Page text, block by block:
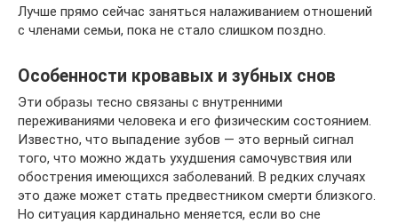
Лучше прямо сейчас заняться налаживанием отношений
с членами семьи, пока не стало слишком поздно.
Особенности кровавых и зубных снов
Эти образы тесно связаны с внутренними
переживаниями человека и его физическим состоянием.
Известно, что выпадение зубов — это верный сигнал
того, что можно ждать ухудшения самочувствия или
обострения имеющихся заболеваний. В редких случаях
это даже может стать предвестником смерти близкого.
Но ситуация кардинально меняется, если во сне